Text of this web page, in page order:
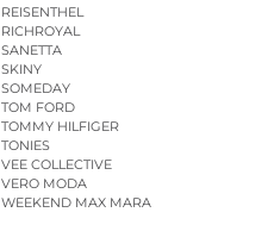
REISENTHEL
RICHROYAL
SANETTA
SKINY
SOMEDAY
TOM FORD
TOMMY HILFIGER
TONIES
VEE COLLECTIVE
VERO MODA
WEEKEND MAX MARA